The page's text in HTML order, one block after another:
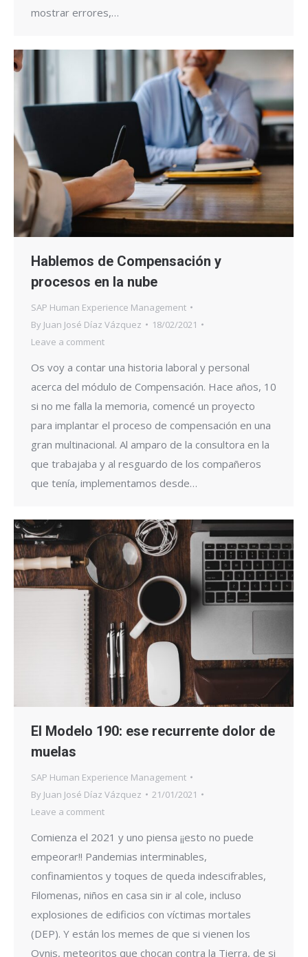
mostrar errores,…
Hablemos de Compensación y
procesos en la nube
SAP Human Experience Management
By Juan José Díaz Vázquez
18/02/2021
Leave a comment
Os voy a contar una historia laboral y personal
acerca del módulo de Compensación. Hace años, 10
si no me falla la memoria, comencé un proyecto
para implantar el proceso de compensación en una
gran multinacional. Al amparo de la consultora en la
que trabajaba y al resguardo de los compañeros
que tenía, implementamos desde…
El Modelo 190: ese recurrente dolor de
muelas
SAP Human Experience Management
By Juan José Díaz Vázquez
21/01/2021
Leave a comment
Comienza el 2021 y uno piensa ¡¡esto no puede
empeorar!! Pandemias interminables,
confinamientos y toques de queda indescifrables,
Filomenas, niños en casa sin ir al cole, incluso
explosiones de edificios con víctimas mortales
(DEP). Y están los memes de que si vienen los
Ovnis, meteoritos que chocan contra la Tierra, de si